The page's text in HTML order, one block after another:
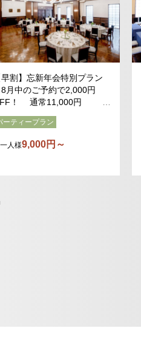
早割】忘新年会特別プラン
8月中のご予約で2,000円
！ 通常11,000円
円
ーティープラン
人様9,000円～